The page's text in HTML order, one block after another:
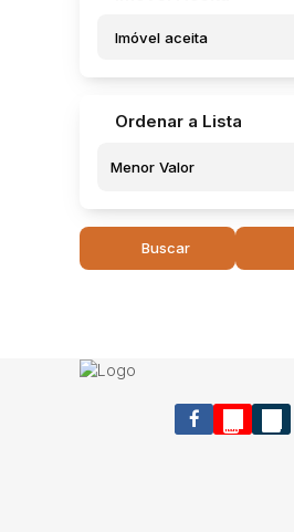
Imóvel aceita
Ordenar a Lista
Buscar